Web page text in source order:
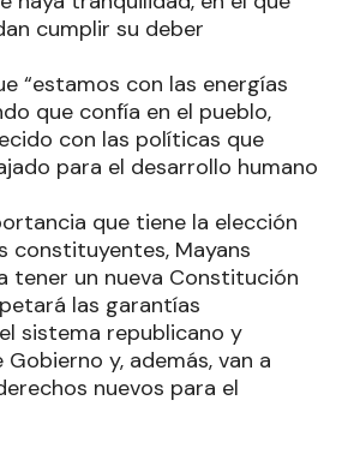
cumplir su deber
“estamos con las energías
que confía en el pueblo,
con las políticas que
para el desarrollo humano
que tiene la elección
constituyentes, Mayans
tener un nueva Constitución
las garantías
sistema republicano y
y, además, van a
nuevos para el